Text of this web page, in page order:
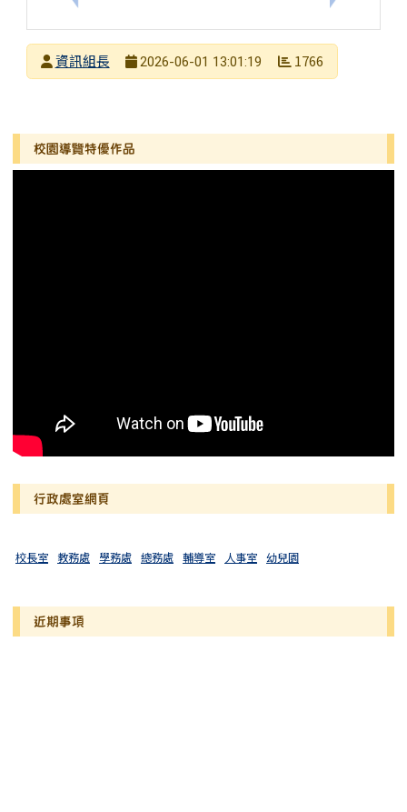
發布者
資訊組長
2026-06-01 13:01:19 1766
左邊區域內容
校園導覽特優作品
行政處室網頁
校長室 教務處 學務處 總務處 輔導室 人事室 幼兒園
近期事項